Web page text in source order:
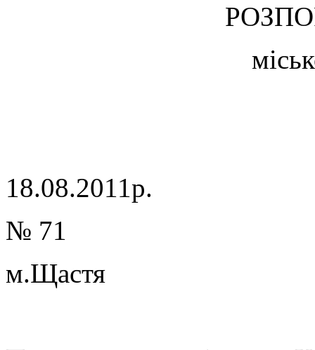
18.08.2011р.
№ 71
м.Щастя